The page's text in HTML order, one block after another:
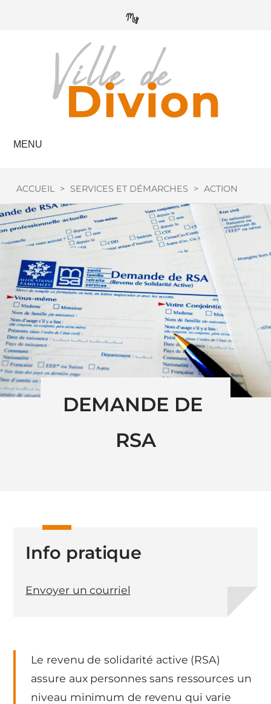
MENU
ACCUEIL > SERVICES ET DÉMARCHES > ACTION
DEMANDE DE
RSA
Le revenu de solidarité active (RSA)
assure aux personnes sans ressources un
niveau minimum de revenu qui varie
Info pratique
Envoyer un courriel